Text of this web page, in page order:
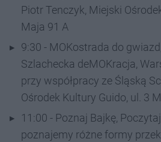
Piotr Tenczyk, Miejski
Maja 91 A
9:30 - MOKostrada do
Szlachecka deMOKracja,
przy współpracy ze Śląską
Ośrodek Kultury Guido, ul. 3
11:00 - Poznaj Bajkę,
poznajemy różne formy